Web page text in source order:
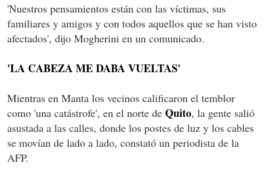
'Nuestros pensamientos están con las víctimas, sus
familiares y amigos y con todos aquellos que se han visto
afectados', dijo Mogherini en un comunicado.
'LA CABEZA ME DABA VUELTAS'
Mientras en Manta los vecinos calificaron el temblor
como 'una catástrofe', en el norte de Quito, la gente salió
asustada a las calles, donde los postes de luz y los cables
se movían de lado a lado, constató un periodista de la
AFP.